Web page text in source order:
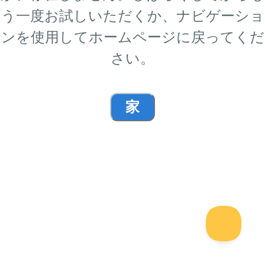
う一度お試しいただくか、ナビゲーショ
ンを使用してホームページに戻ってくだ
さい。
家